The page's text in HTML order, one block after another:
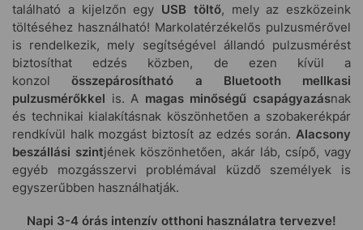
található a kijelzőn egy USB töltő, mely az eszközeink
töltéséhez használható! Markolatérzékelős pulzusmérővel
is rendelkezik, mely segítségével állandó pulzusmérést
biztosíthat edzés közben, de ezen kívül a
konzolösszepárosítható a Bluetooth mellkasi
pulzusmérőkkel is. A magas minőségű csapágyazásnak
és technikai kialakításnak köszönhetően a szobakerékpár
rendkívül halk mozgást biztosít az edzés során. Alacsony
beszállási szintjének köszönhetően, akár láb, csípő, vagy
egyéb mozgásszervi problémával küzdő személyek is
egyszerűbben használhatják.
Napi 3-4 órás intenzív otthoni használatra tervezve!